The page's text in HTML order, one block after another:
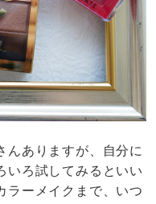
んありますが、自分に
いろ試してみるといい
ラーメイクまで、いつ